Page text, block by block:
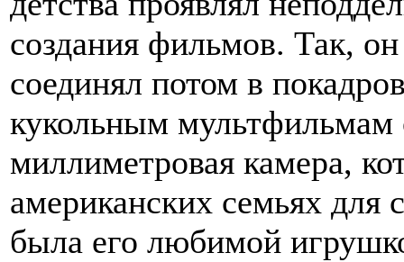
создания фильмов. Так,
соединял потом в
кукольным мультфильмам
миллиметровая камера,
американских семьях для
была его любимой